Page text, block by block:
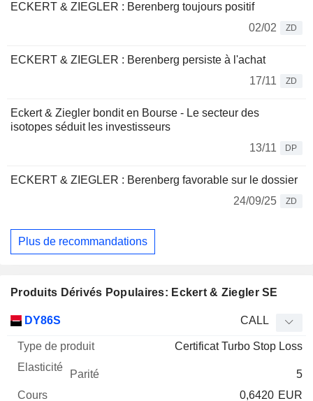
ECKERT & ZIEGLER : Berenberg toujours positif
02/02
ZD
ECKERT & ZIEGLER : Berenberg persiste à l'achat
17/11
ZD
Eckert & Ziegler bondit en Bourse - Le secteur des
isotopes séduit les investisseurs
13/11
DP
ECKERT & ZIEGLER : Berenberg favorable sur le dossier
24/09/25
ZD
Plus de recommandations
Produits Dérivés Populaires: Eckert & Ziegler SE
Mnemo Type produit
Parité Cours
DY86S CALL
Certificat Turbo Stop Loss
5
0,6420 EUR